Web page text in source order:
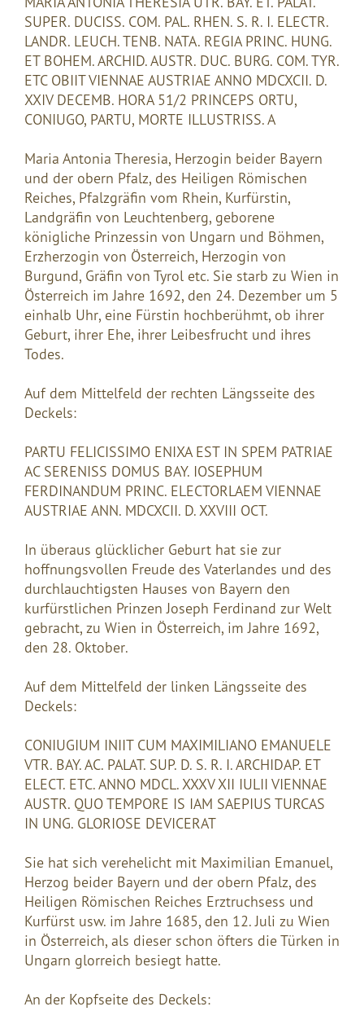
SUPER. DUCISS. COM. PAL. RHEN. S. R. I. ELECTR.
LANDR. LEUCH. TENB. NATA. REGIA PRINC. HUNG.
ET BOHEM. ARCHID. AUSTR. DUC. BURG. COM. TYR.
ETC OBIIT VIENNAE AUSTRIAE ANNO MDCXCII. D.
XXIV DECEMB. HORA 51/2 PRINCEPS ORTU,
CONIUGO, PARTU, MORTE ILLUSTRISS. A
Maria Antonia Theresia, Herzogin beider Bayern
und der obern Pfalz, des Heiligen Römischen
Reiches, Pfalzgräfin vom Rhein, Kurfürstin,
Landgräfin von Leuchtenberg, geborene
königliche Prinzessin von Ungarn und Böhmen,
Erzherzogin von Österreich, Herzogin von
Burgund, Gräfin von Tyrol etc. Sie starb zu Wien in
Österreich im Jahre 1692, den 24. Dezember um 5
einhalb Uhr, eine Fürstin hochberühmt, ob ihrer
Geburt, ihrer Ehe, ihrer Leibesfrucht und ihres
Todes.
Auf dem Mittelfeld der rechten Längsseite des
Deckels:
PARTU FELICISSIMO ENIXA EST IN SPEM PATRIAE
AC SERENISS DOMUS BAY. IOSEPHUM
FERDINANDUM PRINC. ELECTORLAEM VIENNAE
AUSTRIAE ANN. MDCXCII. D. XXVIII OCT.
In überaus glücklicher Geburt hat sie zur
hoffnungsvollen Freude des Vaterlandes und des
durchlauchtigsten Hauses von Bayern den
kurfürstlichen Prinzen Joseph Ferdinand zur Welt
gebracht, zu Wien in Österreich, im Jahre 1692,
den 28. Oktober.
Auf dem Mittelfeld der linken Längsseite des
Deckels:
CONIUGIUM INIIT CUM MAXIMILIANO EMANUELE
VTR. BAY. AC. PALAT. SUP. D. S. R. I. ARCHIDAP. ET
ELECT. ETC. ANNO MDCL. XXXV XII IULII VIENNAE
AUSTR. QUO TEMPORE IS IAM SAEPIUS TURCAS
IN UNG. GLORIOSE DEVICERAT
Sie hat sich verehelicht mit Maximilian Emanuel,
Herzog beider Bayern und der obern Pfalz, des
Heiligen Römischen Reiches Erztruchsess und
Kurfürst usw. im Jahre 1685, den 12. Juli zu Wien
in Österreich, als dieser schon öfters die Türken in
Ungarn glorreich besiegt hatte.
An der Kopfseite des Deckels: